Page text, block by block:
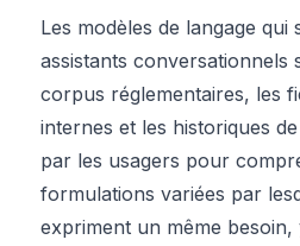
Les modèles de langage qui
assistants conversationnels
corpus réglementaires, les
internes et les historiques
par les usagers pour
formulations variées par
expriment un même besoin,